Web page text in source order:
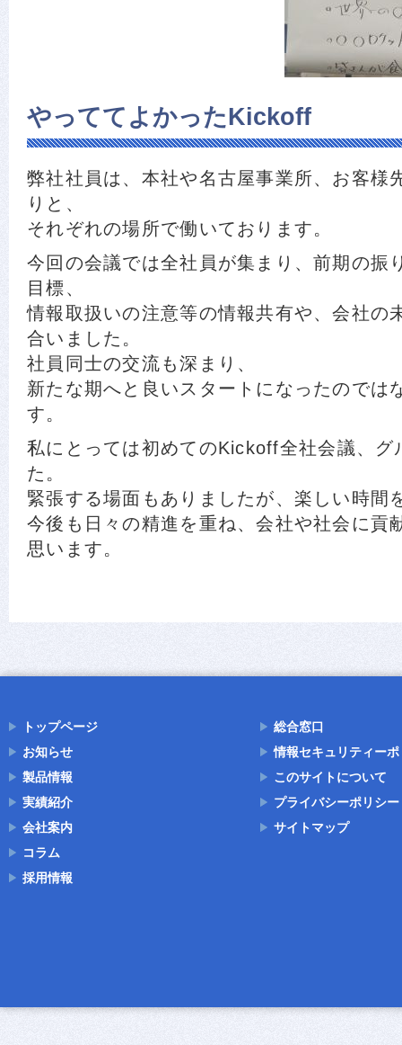
やっててよかったKickoff
弊社社員は、本社や名古屋事業所、お客様
りと、
それぞれの場所で働いております。
今回の会議では全社員が集まり、前期の振
目標、
情報取扱いの注意等の情報共有や、会社の
合いました。
社員同士の交流も深まり、
新たな期へと良いスタートになったのでは
す。
私にとっては初めてのKickoff全社会議、グ
た。
緊張する場面もありましたが、楽しい時間
今後も日々の精進を重ね、会社や社会に貢
思います。
トップページ
お知らせ
製品情報
実績紹介
会社案内
コラム
採用情報
総合窓口
情報セキュリティー
このサイトについて
プライバシーポリシー
サイトマップ